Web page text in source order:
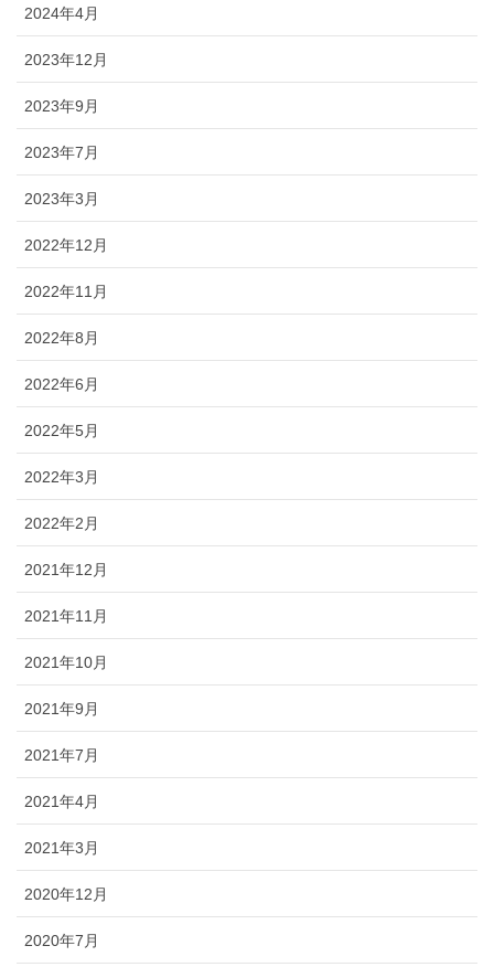
2024年4月
2023年12月
2023年9月
2023年7月
2023年3月
2022年12月
2022年11月
2022年8月
2022年6月
2022年5月
2022年3月
2022年2月
2021年12月
2021年11月
2021年10月
2021年9月
2021年7月
2021年4月
2021年3月
2020年12月
2020年7月